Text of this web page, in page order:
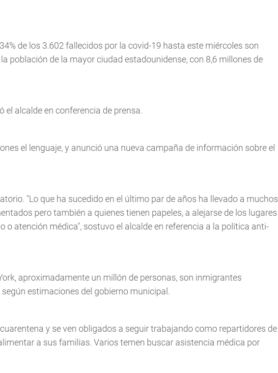
de los 3.602 fallecidos por la covid-19 hasta este miércoles son
población de la mayor ciudad estadounidense, con 8,6 millones de
el alcalde en conferencia de prensa.
el lenguaje, y anunció una nueva campaña de información sobre el
"Lo que ha sucedido en el último par de años ha llevado a muchos
pero también a quienes tienen papeles, a alejarse de los lugares
o atención médica", sostuvo el alcalde en referencia a la política anti-
aproximadamente un millón de personas, son inmigrantes
estimaciones del gobierno municipal.
y se ven obligados a seguir trabajando como repartidores de
a sus familias. Varios temen buscar asistencia médica por